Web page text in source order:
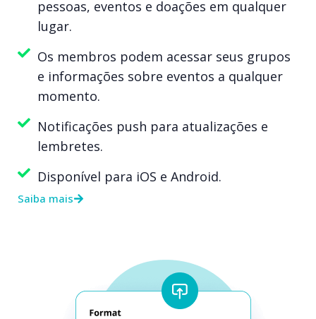
pessoas, eventos e doações em qualquer
lugar.
Os membros podem acessar seus grupos
e informações sobre eventos a qualquer
momento.
Notificações push para atualizações e
lembretes.
Disponível para iOS e Android.
Saiba mais